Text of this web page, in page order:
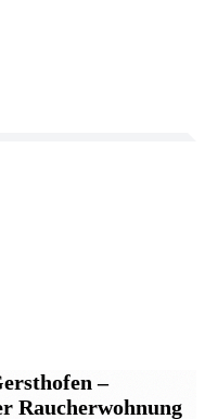
–
Raucherwohnung